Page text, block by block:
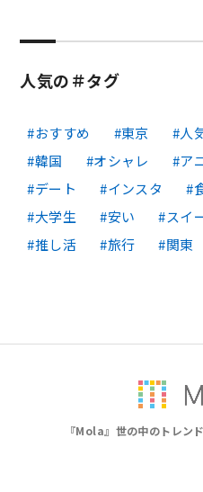
人気の＃タグ
おすすめ 東京 人
韓国
オシャレ ア
デート
インスタ
大学生
安い スイ
推し活
旅行 関東
『Mola』世の中のトレン